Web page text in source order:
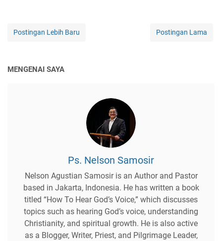
Postingan Lebih Baru Postingan Lama
MENGENAI SAYA
Ps. Nelson Samosir
Nelson Agustian Samosir is an Author and Pastor
based in Jakarta, Indonesia. He has written a book
titled “How To Hear God’s Voice,” which discusses
topics such as hearing God’s voice, understanding
Christianity, and spiritual growth. He is also active
as a Blogger, Writer, Priest, and Pilgrimage Leader,